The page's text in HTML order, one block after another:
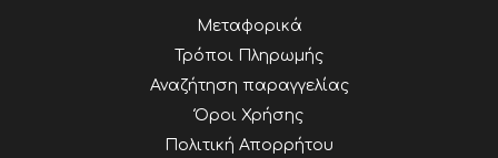
Μεταφορικά
Τρόποι Πληρωμής
Αναζήτηση παραγγελίας
Όροι Χρήσης
Πολιτική Απορρήτου